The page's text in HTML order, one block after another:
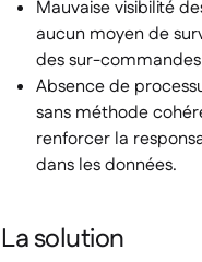
Mauvaise visibilité
aucun moyen de
des sur-
Absence de
sans méthode
renforcer la
dans les données.
La solution